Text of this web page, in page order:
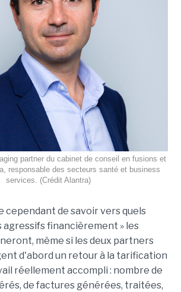
partner du cabinet de conseil en fusions et
responsable des secteurs santé et business
services. (Crédit Alantra)
cependant de savoir vers quels
agressifs financièrement » les
même si les deux partners
d'abord un retour à la tarification
réellement accompli : nombre de
de factures générées, traitées,